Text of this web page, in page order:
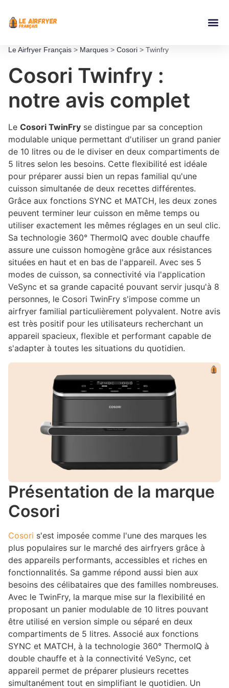
Le Airfryer Français > Marques > Cosori > Twinfry
Cosori Twinfry :
notre avis complet
Le Cosori TwinFry se distingue par sa conception
modulable unique permettant d'utiliser un grand panier
de 10 litres ou de le diviser en deux compartiments de
5 litres selon les besoins. Cette flexibilité est idéale
pour préparer aussi bien un repas familial qu'une
cuisson simultanée de deux recettes différentes.
Grâce aux fonctions SYNC et MATCH, les deux zones
peuvent terminer leur cuisson en même temps ou
utiliser exactement les mêmes réglages en un seul clic.
Sa technologie 360° ThermoIQ avec double chauffe
assure une cuisson homogène grâce aux résistances
situées en haut et en bas de l'appareil. Avec ses 5
modes de cuisson, sa connectivité via l'application
VeSync et sa grande capacité pouvant servir jusqu'à 8
personnes, le Cosori TwinFry s'impose comme un
airfryer familial particulièrement polyvalent. Notre avis
est très positif pour les utilisateurs recherchant un
appareil spacieux, flexible et performant capable de
s'adapter à toutes les situations du quotidien.
Présentation de la marque
Cosori
Cosori s'est imposée comme l'une des marques les
plus populaires sur le marché des airfryers grâce à
des appareils performants, accessibles et riches en
fonctionnalités. Sa gamme répond aussi bien aux
besoins des célibataires que des familles nombreuses.
Avec le TwinFry, la marque mise sur la flexibilité en
proposant un panier modulable de 10 litres pouvant
être utilisé en version simple ou séparé en deux
compartiments de 5 litres. Associé aux fonctions
SYNC et MATCH, à la technologie 360° ThermoIQ à
double chauffe et à la connectivité VeSync, cet
appareil permet de préparer plusieurs recettes
simultanément tout en simplifiant le quotidien. Un